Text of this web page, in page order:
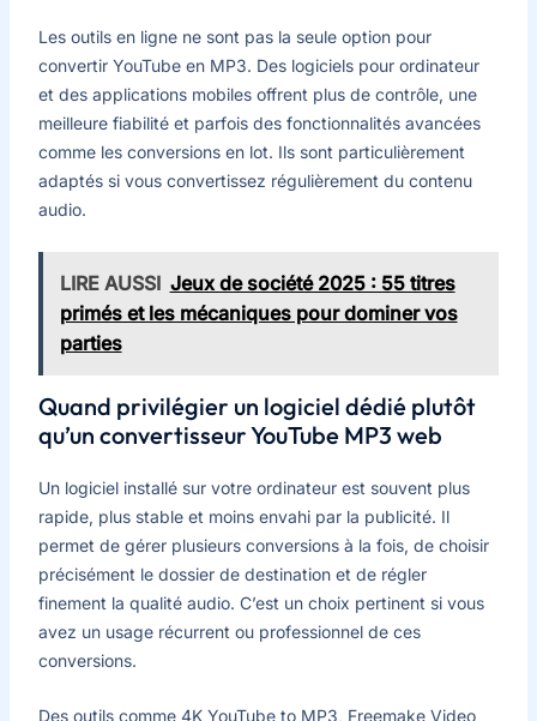
Les outils en ligne ne sont pas la seule option pour
convertir YouTube en MP3. Des logiciels pour ordinateur
et des applications mobiles offrent plus de contrôle, une
meilleure fiabilité et parfois des fonctionnalités avancées
comme les conversions en lot. Ils sont particulièrement
adaptés si vous convertissez régulièrement du contenu
audio.
LIRE AUSSI Jeux de société 2025 : 55 titres
primés et les mécaniques pour dominer vos
parties
Quand privilégier un logiciel dédié plutôt
qu’un convertisseur YouTube MP3 web
Un logiciel installé sur votre ordinateur est souvent plus
rapide, plus stable et moins envahi par la publicité. Il
permet de gérer plusieurs conversions à la fois, de choisir
précisément le dossier de destination et de régler
finement la qualité audio. C’est un choix pertinent si vous
avez un usage récurrent ou professionnel de ces
conversions.
Des outils comme 4K YouTube to MP3, Freemake Video